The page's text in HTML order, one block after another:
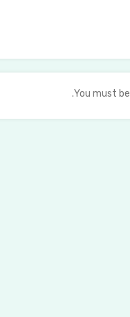
You must be